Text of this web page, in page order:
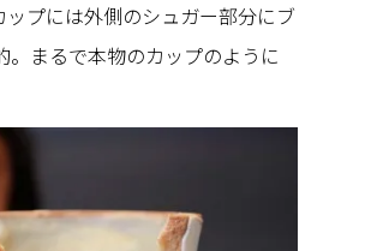
プには外側のシュガー部分にブ
まるで本物のカップのように